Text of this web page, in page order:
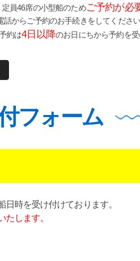
員46席の小型船のためご予約が必
からご予約のお手続きをしてください
約は4日以降のお日にちから予約を受
フォーム
時を受け付けております。
します。